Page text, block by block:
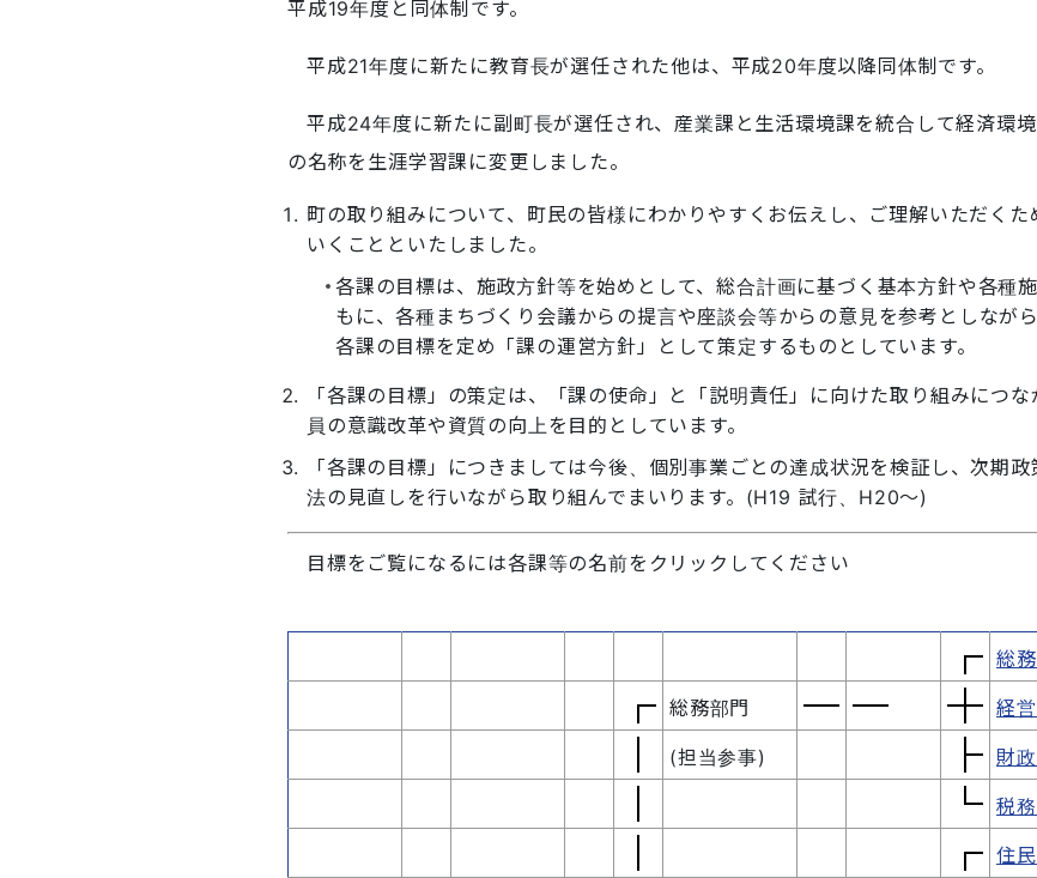
平成19年度と同体制です。
平成21年度に新たに教育長が選任された他は、平成20年度以降同体制です。
平成24年度に新たに副町長が選任され、産業課と生活環境課を統合して経済環
の名称を生涯学習課に変更しました。
町の取り組みについて、町民の皆様にわかりやすくお伝えし、ご理解いただく
いくことといたしました。
各課の目標は、施政方針等を始めとして、総合計画に基づく基本方針や各種
もに、各種まちづくり会議からの提言や座談会等からの意見を参考としなが
各課の目標を定め「課の運営方針」として策定するものとしています。
「各課の目標」の策定は、「課の使命」と「説明責任」に向けた取り組みにつ
員の意識改革や資質の向上を目的としています。
「各課の目標」につきましては今後、個別事業ごとの達成状況を検証し、次期
法の見直しを行いながら取り組んでまいります。(H19 試行、H20〜)
目標をご覧になるには各課等の名前をクリックしてください
総
総務部門 経
(担当参事) 財
税
住